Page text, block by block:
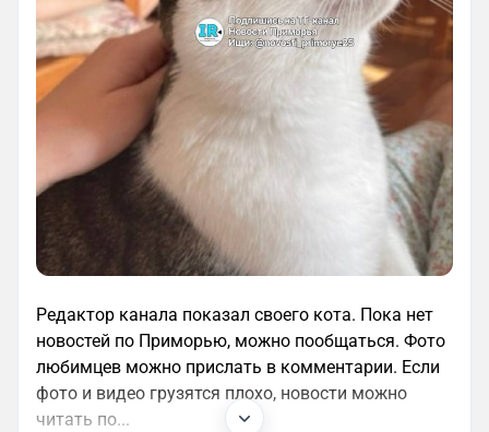
Редактор канала показал своего кота. Пока нет
новостей по Приморью, можно пообщаться. Фото
любимцев можно прислать в комментарии. Если
фото и видео грузятся плохо, новости можно
читать по...